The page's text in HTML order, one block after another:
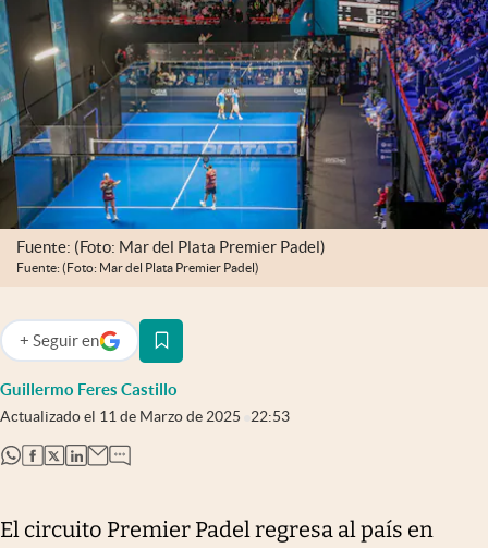
Eventos Corporativos
El Cronista Studio
Mediakit
abre en nueva pestaña
Argentina
Fuente: (Foto: Mar del Plata Premier Padel)
Fuente: (Foto: Mar del Plata Premier Padel)
Guillermo Feres Castillo
Actualizado el 11 de Marzo de 2025 22:53
+ Seguir en
abre en nueva pestaña
abre en nueva pestaña
abre en nueva pestaña
abre en nueva pestaña
abre en nueva pestaña
El circuito Premier Padel regresa al país en